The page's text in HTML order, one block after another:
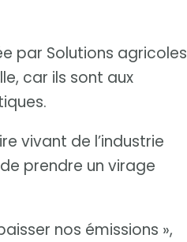
par Solutions agricoles
car ils sont aux
vivant de l’industrie
prendre un virage
nos émissions »,